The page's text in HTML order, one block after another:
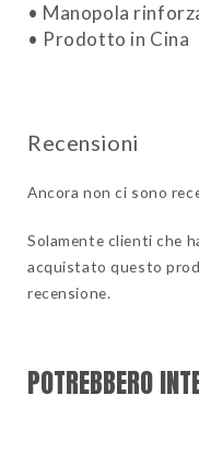
• Manopola
• Prodotto in Cina
Ancora non ci sono
Solamente clienti che
acquistato questo
recensione.
POTREBBERO